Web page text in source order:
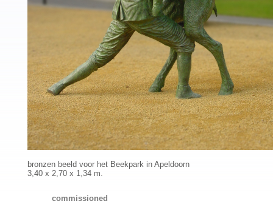
bronzen beeld voor het Beekpark in Apeldoorn
3,40 x 2,70 x 1,34 m.
commissioned